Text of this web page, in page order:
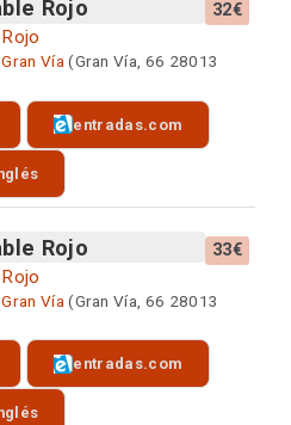
Rojo 32€
Vía(Gran Vía, 66 28013
entradas.com
Rojo 33€
Vía (Gran Vía, 66 28013
entradas.com